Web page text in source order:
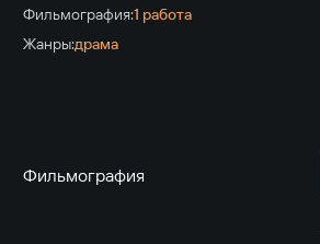
Фильмография:1 работа
Жанры:драма
Фильмография